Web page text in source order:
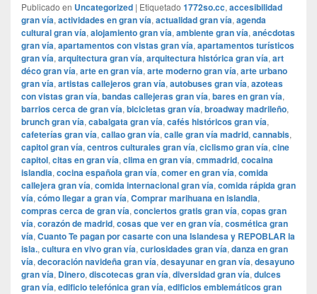
Publicado en Uncategorized | Etiquetado 1772so.cc, accesibilidad
gran vía, actividades en gran vía, actualidad gran vía, agenda
cultural gran vía, alojamiento gran vía, ambiente gran vía, anécdotas
gran vía, apartamentos con vistas gran vía, apartamentos turísticos
gran vía, arquitectura gran vía, arquitectura histórica gran vía, art
déco gran vía, arte en gran vía, arte moderno gran vía, arte urbano
gran vía, artistas callejeros gran vía, autobuses gran vía, azoteas
con vistas gran vía, bandas callejeras gran vía, bares en gran vía,
barrios cerca de gran vía, bicicletas gran vía, broadway madrileño,
brunch gran vía, cabalgata gran vía, cafés históricos gran vía,
cafeterías gran vía, callao gran vía, calle gran vía madrid, cannabis,
capitol gran vía, centros culturales gran vía, ciclismo gran vía, cine
capitol, citas en gran vía, clima en gran vía, cmmadrid, cocaina
islandia, cocina española gran vía, comer en gran vía, comida
callejera gran vía, comida internacional gran vía, comida rápida gran
vía, cómo llegar a gran vía, Comprar marihuana en islandia,
compras cerca de gran vía, conciertos gratis gran vía, copas gran
vía, corazón de madrid, cosas que ver en gran vía, cosmética gran
vía, Cuanto Te pagan por casarte con una Islandesa y REPOBLAR la
isla., cultura en vivo gran vía, curiosidades gran vía, danza en gran
vía, decoración navideña gran vía, desayunar en gran vía, desayuno
gran vía, Dinero, discotecas gran vía, diversidad gran vía, dulces
gran vía, edificio telefónica gran vía, edificios emblemáticos gran